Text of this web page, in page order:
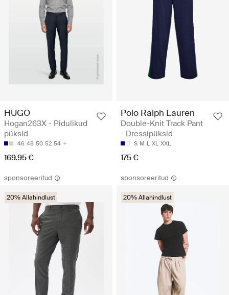
HUGO
Hogan263X - Pidulikud
püksid
46 48 50 52 54
169.95 €
Polo Ralph Lauren
Double-Knit Track Pant
- Dressipüksid
S M L XL XXL
175 €
sponsoreeritud
20% Allahindlust
sponsoreeritud
20% Allahindlust